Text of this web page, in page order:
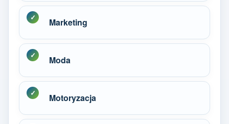
Marketing
Moda
Motoryzacja